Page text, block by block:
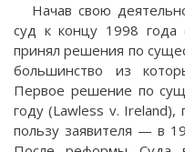
Начав свою
суд к концу 1998 года
принял решения по
большинство из
Первое решение по
году (Lawless v.
пользу заявителя — в